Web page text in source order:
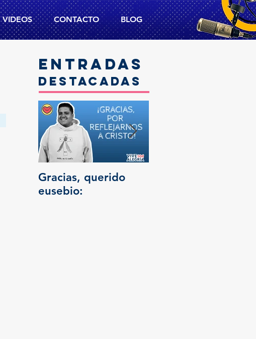
VIDEOS CONTACTO BLOG
Entradas
destacadas
Gracias, querido
eusebio: